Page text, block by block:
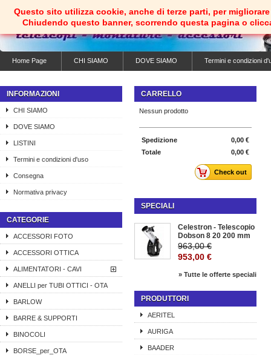
Home Page CHI SIAMO DOVE SIAMO Termini e condizioni
INFORMAZIONI
CHI SIAMO
DOVE SIAMO
LISTINI
Termini e condizioni d'uso
Consegna
Normativa privacy
CATEGORIE
ACCESSORI FOTO
ACCESSORI OTTICA
ALIMENTATORI - CAVI
ANELLI per TUBI OTTICI - OTA
BARLOW
BARRE & SUPPORTI
BINOCOLI
BORSE_per_OTA
CARRELLO
Nessun prodotto
0,00 €
Spedizione
0,00 €
Totale
Check out
SPECIALI
Celestron - Telescopio
Dobson 8 20 200 mm
963,00 €
953,00 €
» Tutte le offerte speciali
PRODUTTORI
AERITEL
AURIGA
BAADER
Questo sito utilizza cookie, anche di terze parti, per
Chiudendo questo banner, scorrendo questa pagina o